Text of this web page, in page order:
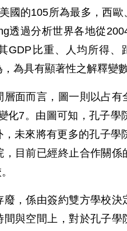
國的105所為最多，西
透過分析世界各地從
GDP比重、人均所得
為具有顯著性之解釋變數
面而言，圖一則以占
化7。由圖可知，孔子學
未來將有更多的孔子學
目前已經終止合作關
，係由簽約雙方學校
與空間上，對於孔子